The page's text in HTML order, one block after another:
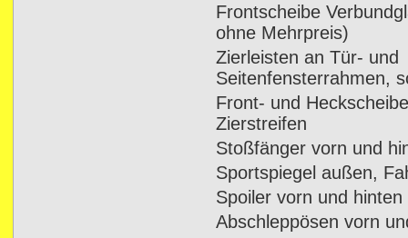
Frontscheibe
ohne Mehrpreis)
Zierleisten an Tür- und
Seitenfensterrahmen,
Front- und
Zierstreifen
Stoßfänger vorn und
Sportspiegel außen,
Spoiler vorn und hinten
Abschleppösen vorn